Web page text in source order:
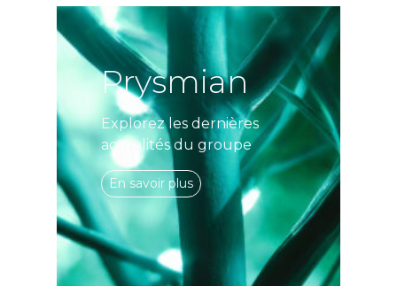
Prysmian
Explorez les dernières
actualités du groupe
En savoir plus